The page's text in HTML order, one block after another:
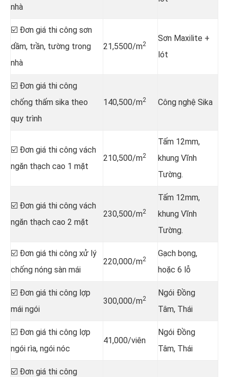
nhà
☑️ Đơn giá thi công sơn
dầm, trần, tường trong
nhà
21,5500/m2
Sơn Maxilite +
lót
☑️ Đơn giá thi công
chống thấm sika theo
quy trình
140,500/m2 Công nghệ Sika
☑️ Đơn giá thi công vách
ngăn thạch cao 1 mặt
210,500/m2
Tấm 12mm,
khung Vĩnh
Tường.
☑️ Đơn giá thi công vách
ngăn thạch cao 2 mặt
230,500/m2
Tấm 12mm,
khung Vĩnh
Tường.
☑️ Đơn giá thi công xử lý
chống nóng sàn mái
220,000/m2
Gạch bọng,
hoặc 6 lỗ
☑️ Đơn giá thi công lợp
mái ngói
300,000/m2
Ngói Đồng
Tâm, Thái
☑️ Đơn giá thi công lợp
ngói rìa, ngói nóc
41,000/viên
Ngói Đồng
Tâm, Thái
☑️ Đơn giá thi công